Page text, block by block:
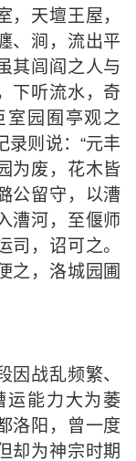
，天壇王屋，
、涧，流出平
其闾阎之人与
下听流水，奇
室园囿亭观之
录则说：“元丰
为废，花木皆
公留守，以漕
漕河，至偃师
司，诏可之。
之，洛城园圃
战乱频繁、
运能力大为萎
洛阳，曾一度
却为神宗时期